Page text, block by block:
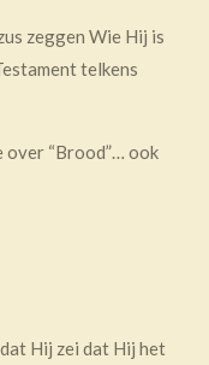
zeggen Wie Hij is
telkens
over “Brood”… ook
Hij zei dat Hij het